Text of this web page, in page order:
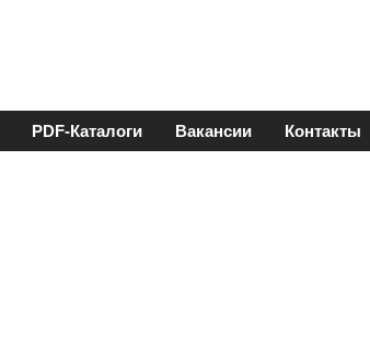
PDF-Каталоги Вакансии Контакты